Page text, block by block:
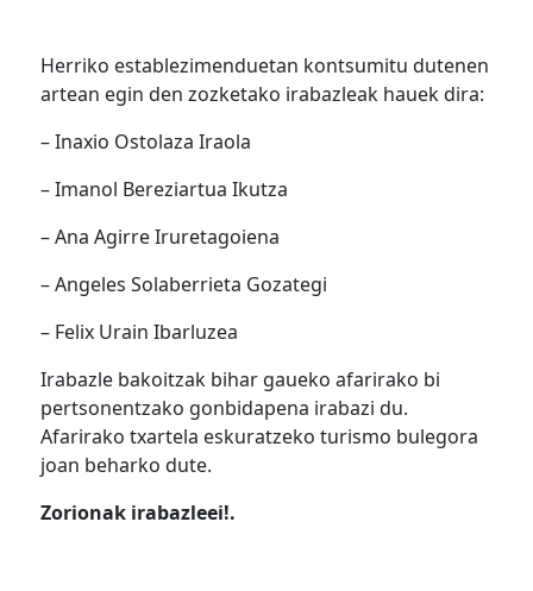
Herriko establezimenduetan kontsumitu dutenen
artean egin den zozketako irabazleak hauek dira:
– Inaxio Ostolaza Iraola
– Imanol Bereziartua Ikutza
– Ana Agirre Iruretagoiena
– Angeles Solaberrieta Gozategi
– Felix Urain Ibarluzea
Irabazle bakoitzak bihar gaueko afarirako bi
pertsonentzako gonbidapena irabazi du.
Afarirako txartela eskuratzeko turismo bulegora
joan beharko dute.
Zorionak irabazleei!.